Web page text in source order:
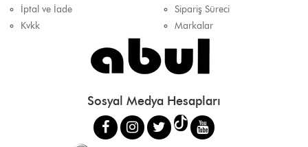
İptal ve İade
Kvkk
Sipariş Süreci
Markalar
Sosyal Medya Hesapları